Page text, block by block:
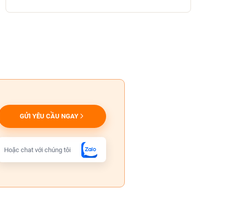
GỬI YÊU CẦU NGAY
Hoặc chat với chúng tôi